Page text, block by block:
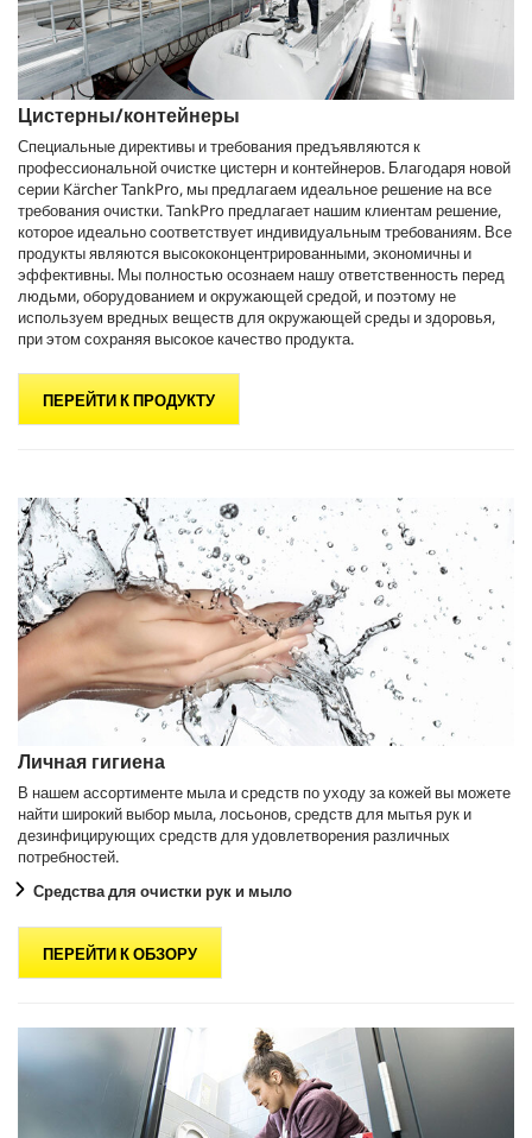
Цистерны/контейнеры
Специальные директивы и требования предъявляются к
профессиональной очистке цистерн и контейнеров. Благодаря новой
серии Kärcher TankPro, мы предлагаем идеальное решение на все
требования очистки. TankPro предлагает нашим клиентам решение,
которое идеально соответствует индивидуальным требованиям. Все
продукты являются высококонцентрированными, экономичны и
эффективны. Мы полностью осознаем нашу ответственность перед
людьми, оборудованием и окружающей средой, и поэтому не
используем вредных веществ для окружающей среды и здоровья,
при этом сохраняя высокое качество продукта.
ПЕРЕЙТИ К ПРОДУКТУ
Личная гигиена
В нашем ассортименте мыла и средств по уходу за кожей вы можете
найти широкий выбор мыла, лосьонов, средств для мытья рук и
дезинфицирующих средств для удовлетворения различных
потребностей.
Средства для очистки рук и мыло
ПЕРЕЙТИ К ОБЗОРУ